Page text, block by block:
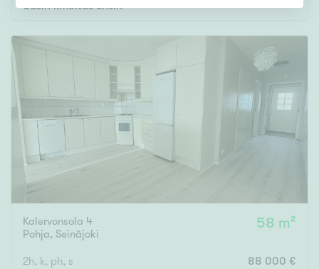
Autotalli
Hinta
Pinta-ala
Asuinpinta-ala Kokonaispinta-ala
Uusin ilmoitus ensin
Kalervonsola 4
Pohja, Seinäjoki
58 m²
2h, k, ph, s 88 000 €